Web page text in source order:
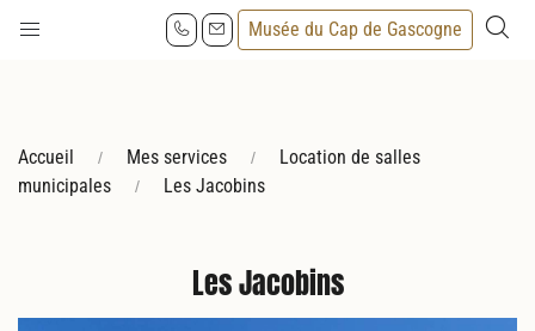
Musée du Cap de Gascogne
Accueil Mes services
Location de salles
municipales
Les Jacobins
Les Jacobins